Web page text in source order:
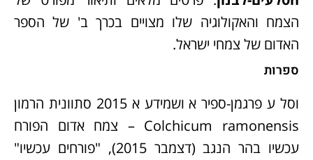
הצמח והאקולוגיה שלו מצויים בכרך ב' של הספר
האדום של צמחי ישראל.
ספרות
וסל ע פרגמן-ספיר א ושמידע א 2015 סתוונית הרמון
Colchicum ramonensis – צמח אדום הפורח
עכשיו בהר הנגב (דצמבר 2015), "פורחים עכשיו"